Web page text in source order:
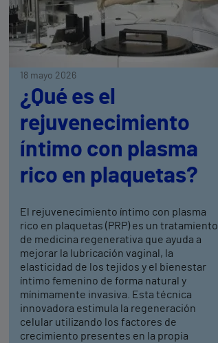
18 mayo 2026
¿Qué es el
rejuvenecimiento
íntimo con plasma
rico en plaquetas?
El rejuvenecimiento íntimo con plasma
rico en plaquetas (PRP) es un tratamiento
de medicina regenerativa que ayuda a
mejorar la lubricación vaginal, la
elasticidad de los tejidos y el bienestar
íntimo femenino de forma natural y
mínimamente invasiva. Esta técnica
innovadora estimula la regeneración
celular utilizando los factores de
crecimiento presentes en la propia